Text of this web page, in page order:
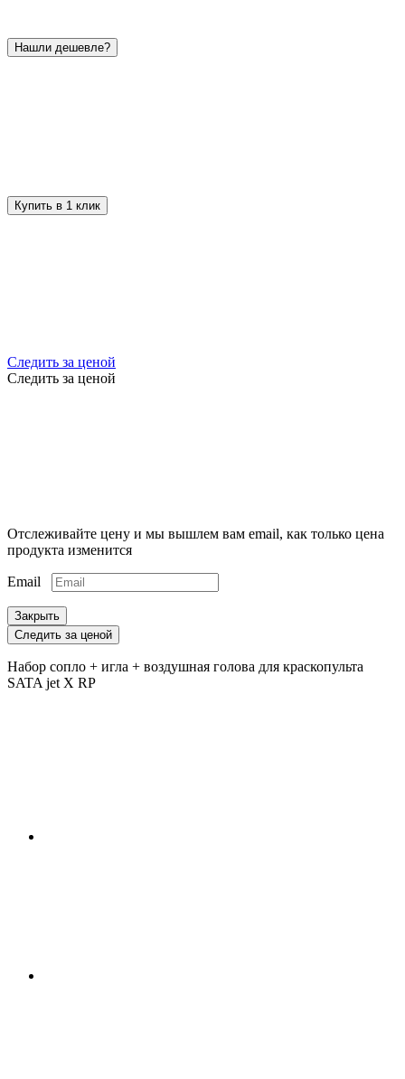
Нашли дешевле?
Купить в 1 клик
Следить за ценой
Следить за ценой
Отслеживайте цену и мы вышлем вам email, как только цена
продукта изменится
Email
Закрыть
Следить за ценой
Набор сопло + игла + воздушная голова для краскопульта
SATA jet X RP